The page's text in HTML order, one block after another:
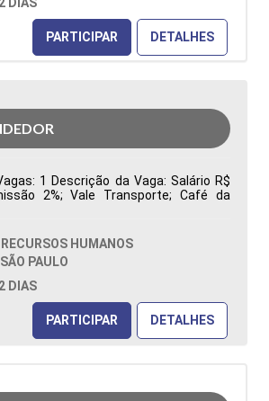
PARTICIPAR DETALHES
1 Descrição da Vaga: Salário R$
2%; Vale Transporte; Café da
Cidade: Osasco, SP, Brasil Área de
Período: Formação Acadêmica:
RECURSOS HUMANOS
PAULO
DIAS
PARTICIPAR DETALHES